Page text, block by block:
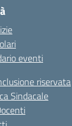
eventi
riservata
Sindacale